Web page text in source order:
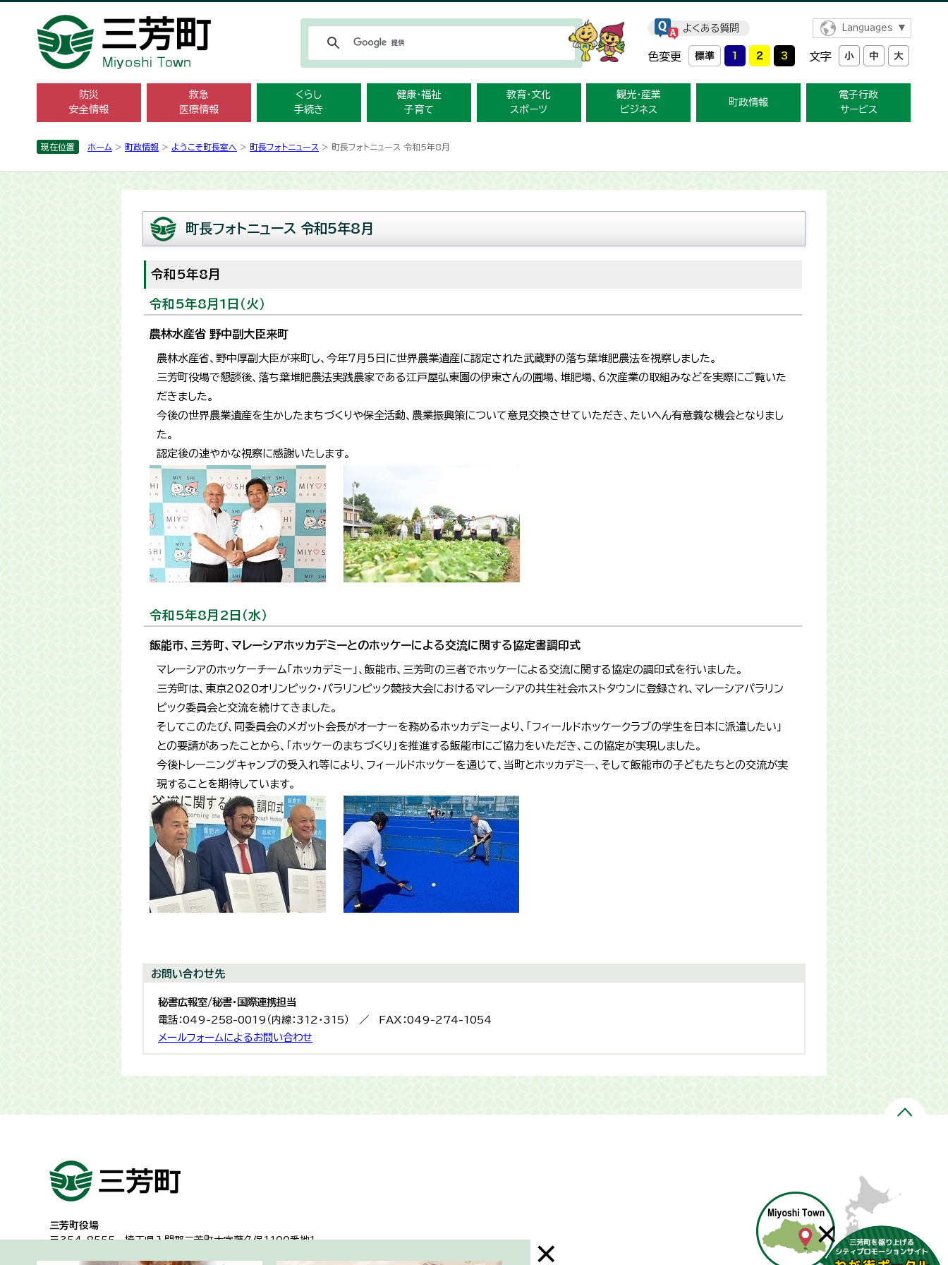
よくある質問 Languages
色変更 文字
防災
安全情報
救急
医療情報
くらし
手続き
健康・福祉
子育て
教育・文化
スポーツ
観光・産業
ビジネス
町政情報
電子行政
サービス
現在位置 ホーム > 町政情報 > ようこそ町長室へ > 町長フォトニュース > 町長フォトニュース 令和5年8月
町長フォトニュース 令和5年8月
令和5年8月
令和5年8月1日（火）
農林水産省 野中副大臣来町
農林水産省、野中厚副大臣が来町し、今年7月5日に世界農業遺産に認定された武蔵野の落ち葉堆肥農法を視察しました。
三芳町役場で懇談後、落ち葉堆肥農法実践農家である江戸屋弘東園の伊東さんの圃場、堆肥場、6次産業の取組みなどを実際にご覧いた
だきました。
今後の世界農業遺産を生かしたまちづくりや保全活動、農業振興策について意見交換させていただき、たいへん有意義な機会となりまし
た。
認定後の速やかな視察に感謝いたします。
令和5年8月2日（水）
飯能市、三芳町、マレーシアホッカデミーとのホッケーによる交流に関する協定書調印式
マレーシアのホッケーチーム「ホッカデミー」、飯能市、三芳町の三者でホッケーによる交流に関する協定の調印式を行いました。
三芳町は、東京2020オリンピック・パラリンピック競技大会におけるマレーシアの共生社会ホストタウンに登録され、マレーシアパラリン
ピック委員会と交流を続けてきました。
そしてこのたび、同委員会のメガット会長がオーナーを務めるホッカデミーより、「フィールドホッケークラブの学生を日本に派遣したい」
との要請があったことから、「ホッケーのまちづくり」を推進する飯能市にご協力をいただき、この協定が実現しました。
今後トレーニングキャンプの受入れ等により、フィールドホッケーを通じて、当町とホッカデミ―、そして飯能市の子どもたちとの交流が実
現することを期待しています。
お問い合わせ先
秘書広報室/秘書・国際連携担当
電話：049-258-0019（内線：312・315） ／ FAX：049-274-1054
メールフォームによるお問い合わせ
三芳町役場
〒354-8555埼玉県入間郡三芳町大字藤久保1100番地１